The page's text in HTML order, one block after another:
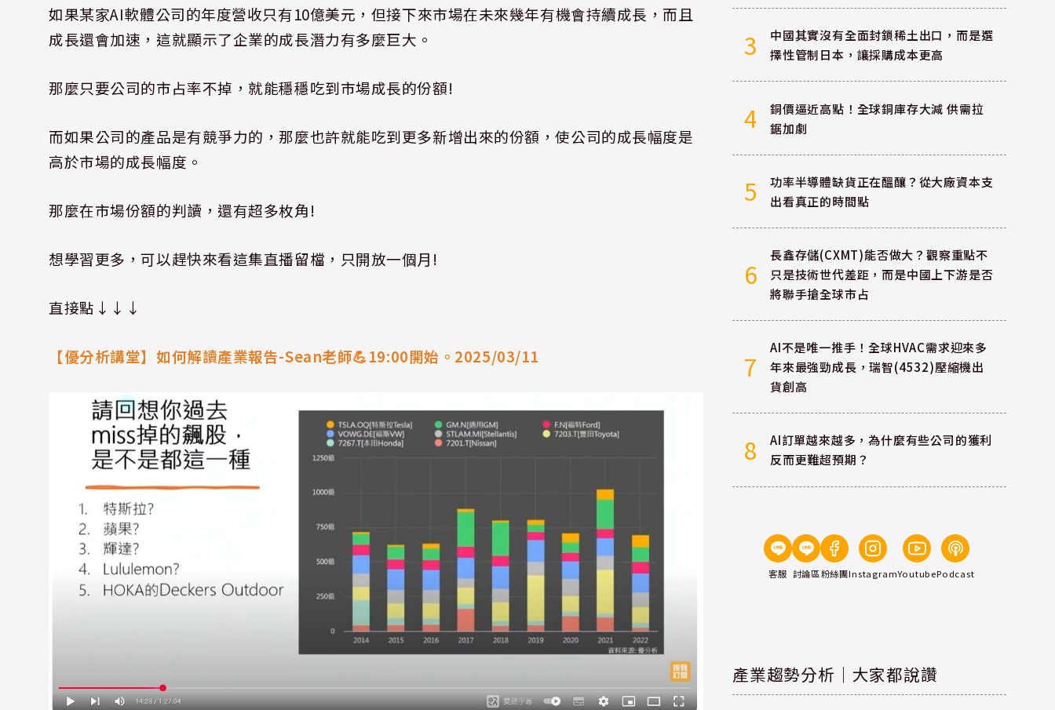
如果某家AI軟體公司的年度營收只有10億美元，但接下來市場在未來幾年有機會持續成長，而且
成長還會加速，這就顯示了企業的成長潛力有多麼巨大。
那麼只要公司的市占率不掉，就能穩穩吃到市場成長的份額!
而如果公司的產品是有競爭力的，那麼也許就能吃到更多新增出來的份額，使公司的成長幅度是
高於市場的成長幅度。
那麼在市場份額的判讀，還有超多枚角!
想學習更多，可以趕快來看這集直播留檔，只開放一個月 !
直接點↓↓↓
【優分析講堂】如何解讀產業報告-Sean老師💪19:00開始。 2025/03/11
3
中國其實沒有全面封鎖稀土出口，而是選
擇性管制日本，讓採購成本更高
4
銅價逼近高點！全球銅庫存大減 供需拉
鋸加劇
5
功率半導體缺貨正在醞釀？從大廠資本支
出看真正的時間點
6
長鑫存儲(CXMT)能否做大？觀察重點不
只是技術世代差距，而是中國上下游是否
將聯手搶全球市占
7
AI不是唯一推手！全球HVAC需求迎來多
年來最強勁成長，瑞智(4532)壓縮機出
貨創高
8
AI訂單越來越多，為什麼有些公司的獲利
反而更難超預期？
客服 討論區粉絲團InstagramYoutubePodcast
產業趨勢分析｜大家都說讚